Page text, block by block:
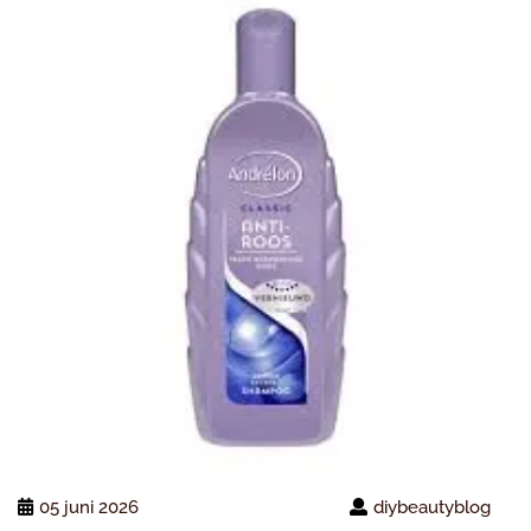
05 juni 2026
diybeautyblog